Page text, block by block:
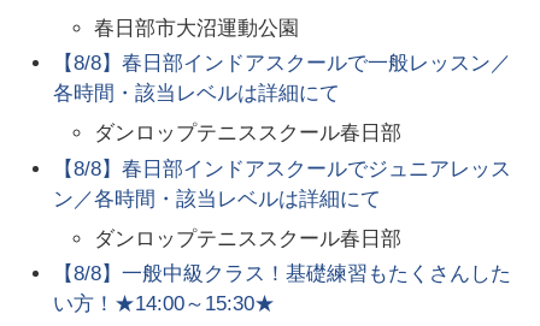
春日部市大沼運動公園
【8/8】春日部インドアスクールで一般レッスン／
各時間・該当レベルは詳細にて
ダンロップテニススクール春日部
【8/8】春日部インドアスクールでジュニアレッス
ン／各時間・該当レベルは詳細にて
ダンロップテニススクール春日部
【8/8】一般中級クラス！基礎練習もたくさんした
い方！★14:00～15:30★